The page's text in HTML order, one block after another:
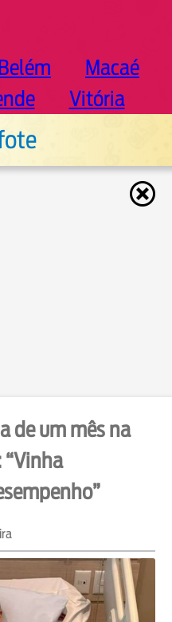
Macaé
Vitória
de um mês na
“Vinha